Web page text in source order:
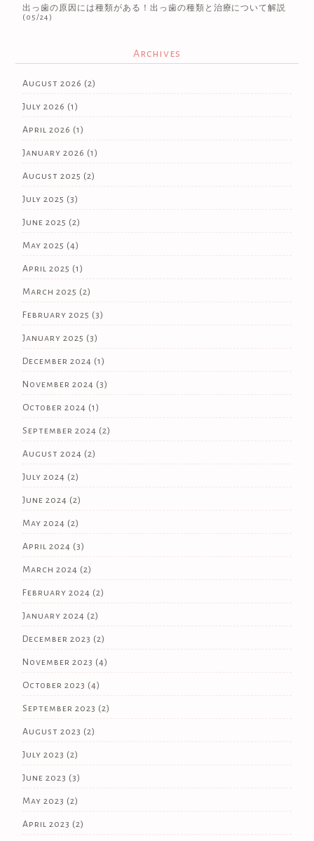
出っ歯の原因には種類がある！出っ歯の種類と治療について解説
(05/24)
Archives
August 2026 (2)
July 2026 (1)
April 2026 (1)
January 2026 (1)
August 2025 (2)
July 2025 (3)
June 2025 (2)
May 2025 (4)
April 2025 (1)
March 2025 (2)
February 2025 (3)
January 2025 (3)
December 2024 (1)
November 2024 (3)
October 2024 (1)
September 2024 (2)
August 2024 (2)
July 2024 (2)
June 2024 (2)
May 2024 (2)
April 2024 (3)
March 2024 (2)
February 2024 (2)
January 2024 (2)
December 2023 (2)
November 2023 (4)
October 2023 (4)
September 2023 (2)
August 2023 (2)
July 2023 (2)
June 2023 (3)
May 2023 (2)
April 2023 (2)